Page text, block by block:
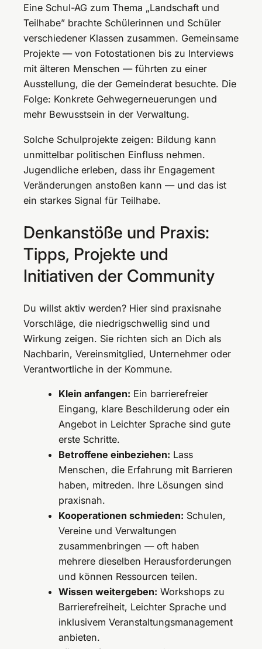
Eine Schul-AG zum Thema „Landschaft und
Teilhabe” brachte Schülerinnen und Schüler
verschiedener Klassen zusammen. Gemeinsame
Projekte — von Fotostationen bis zu Interviews
mit älteren Menschen — führten zu einer
Ausstellung, die der Gemeinderat besuchte. Die
Folge: Konkrete Gehwegerneuerungen und
mehr Bewusstsein in der Verwaltung.
Solche Schulprojekte zeigen: Bildung kann
unmittelbar politischen Einfluss nehmen.
Jugendliche erleben, dass ihr Engagement
Veränderungen anstoßen kann — und das ist
ein starkes Signal für Teilhabe.
Denkanstöße und Praxis:
Tipps, Projekte und
Initiativen der Community
Du willst aktiv werden? Hier sind praxisnahe
Vorschläge, die niedrigschwellig sind und
Wirkung zeigen. Sie richten sich an Dich als
Nachbarin, Vereinsmitglied, Unternehmer oder
Verantwortliche in der Kommune.
Klein anfangen: Ein barrierefreier
Eingang, klare Beschilderung oder ein
Angebot in Leichter Sprache sind gute
erste Schritte.
Betroffene einbeziehen: Lass
Menschen, die Erfahrung mit Barrieren
haben, mitreden. Ihre Lösungen sind
praxisnah.
Kooperationen schmieden: Schulen,
Vereine und Verwaltungen
zusammenbringen — oft haben
mehrere dieselben Herausforderungen
und können Ressourcen teilen.
Wissen weitergeben: Workshops zu
Barrierefreiheit, Leichter Sprache und
inklusivem Veranstaltungsmanagement
anbieten.